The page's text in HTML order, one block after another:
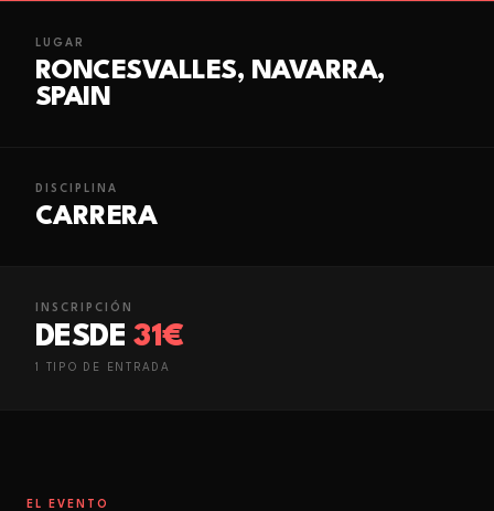
LUGAR
RONCESVALLES, NAVARRA,
SPAIN
DISCIPLINA
CARRERA
INSCRIPCIÓN
DESDE 31€
1 TIPO DE ENTRADA
EL EVENTO